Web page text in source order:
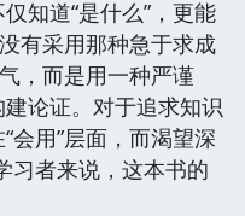
知道“是什么”，更能
有采用那种急于求成
，而是用一种严谨
论证。对于追求知识
会用”层面，而渴望深
习者来说，这本书的